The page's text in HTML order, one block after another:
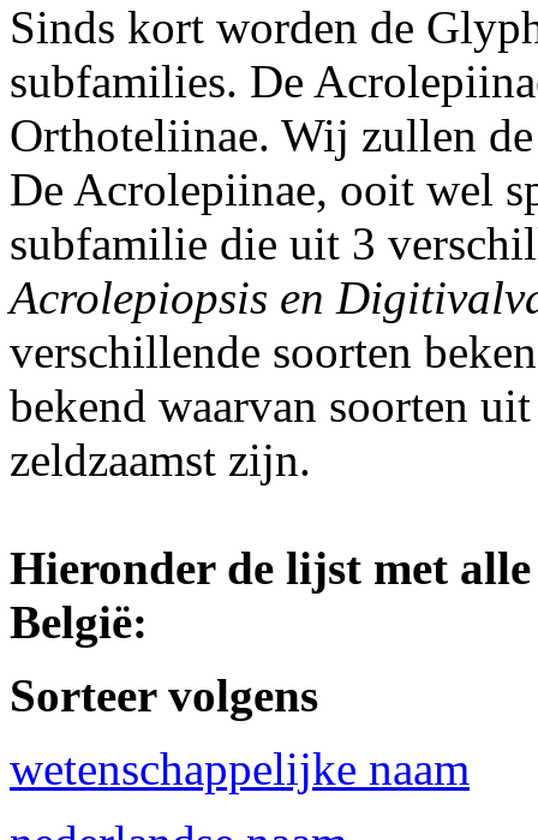
Sinds kort worden de
subfamilies. De
Orthoteliinae. Wij zullen
De Acrolepiinae, ooit wel
subfamilie die uit 3
Acrolepiopsis en
verschillende soorten
bekend waarvan soorten
zeldzaamst zijn.
Hieronder de lijst met
België:
Sorteer volgens
wetenschappelijke naam